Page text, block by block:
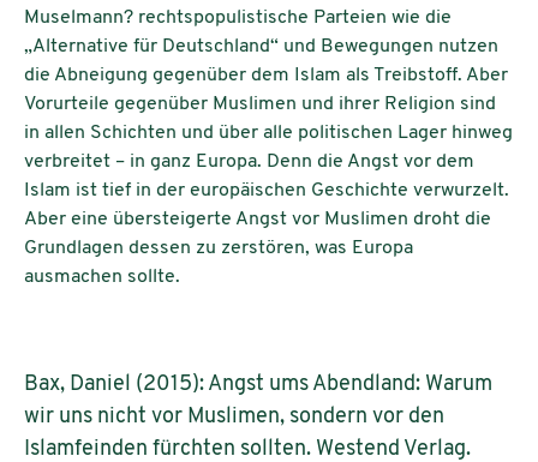
Muselmann? rechtspopulistische Parteien wie die
„Alternative für Deutschland“ und Bewegungen nutzen
die Abneigung gegenüber dem Islam als Treibstoff. Aber
Vorurteile gegenüber Muslimen und ihrer Religion sind
in allen Schichten und über alle politischen Lager hinweg
verbreitet – in ganz Europa. Denn die Angst vor dem
Islam ist tief in der europäischen Geschichte verwurzelt.
Aber eine übersteigerte Angst vor Muslimen droht die
Grundlagen dessen zu zerstören, was Europa
ausmachen sollte.
Bax, Daniel (2015): Angst ums Abendland: Warum
wir uns nicht vor Muslimen, sondern vor den
Islamfeinden fürchten sollten. Westend Verlag.